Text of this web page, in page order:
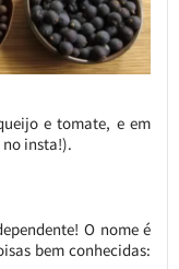
e tomate, e em
no insta!).
O nome é
bem conhecidas: